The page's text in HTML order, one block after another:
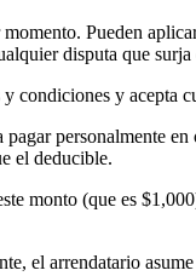
Pueden
disputa que
condiciones y acepta
personalmente
el deducible.
monto (que es
el arrendatario